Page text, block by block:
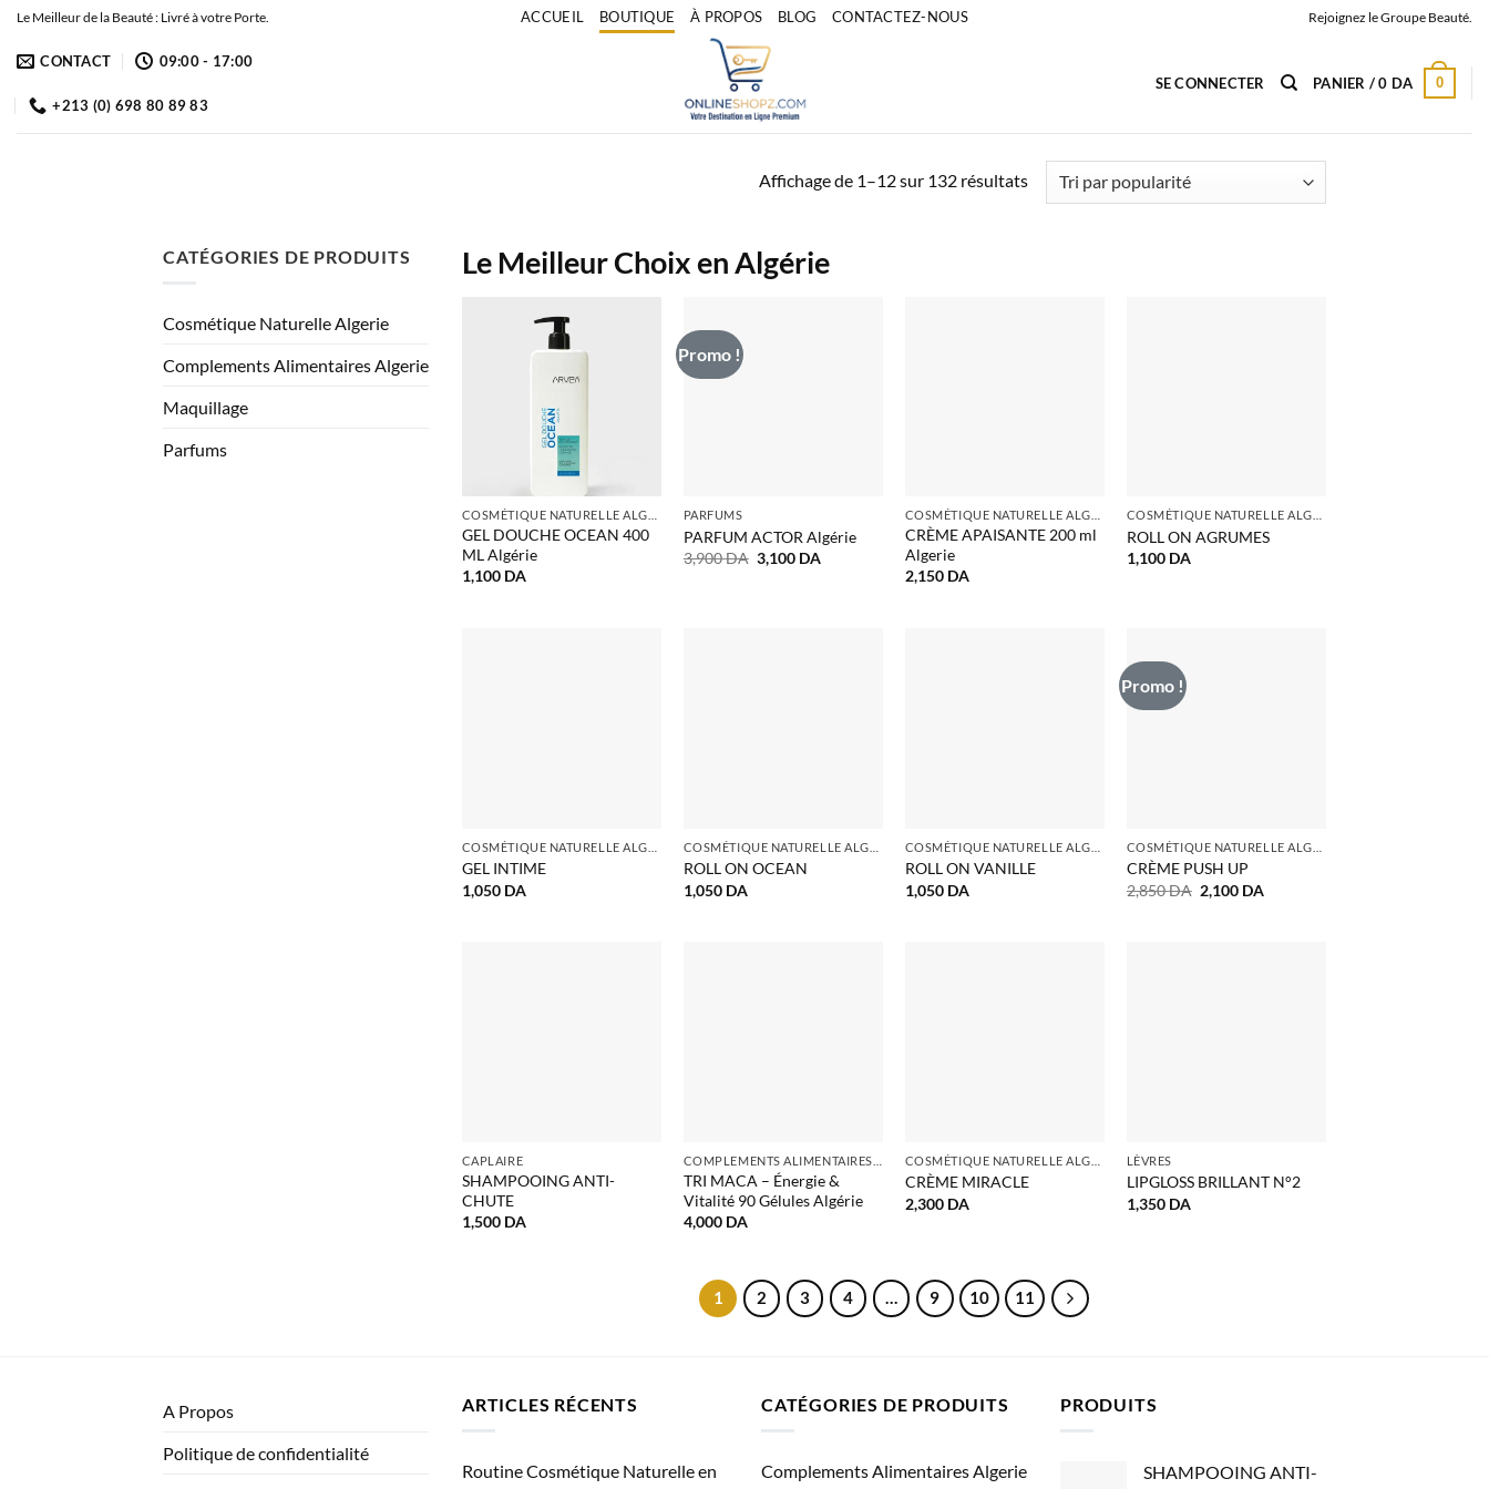
Passer
contenu
Le Meilleur de la Beauté : Livré à votre Porte. ACCUEIL BOUTIQUE À PROPOS BLOG CONTACTEZ-NOUS Rejoignez le Groupe Beauté.
CONTACT 09:00 - 17:00
+213 (0) 698 80 89 83
SE CONNECTER PANIER /0 DA 0
Affichage de 1–12 sur 132 résultatsTrié
par
CATÉGORIES DE PRODUITS
Cosmétique Naturelle Algerie
Complements Alimentaires Algerie
Maquillage
Parfums
Le Meilleur Choix en Algérie
GEL DOUCHE OCEAN 400
ML Algérie
1,100 DA
Promo !
PARFUMS
PARFUM ACTOR Algérie
3,900DA Le
prix
3,100 DA
CRÈME APAISANTE 200 ml
Algerie
2,150 DA
ROLL ON AGRUMES
1,100 DA
GEL INTIME
1,050 DA
ROLL ON OCEAN
1,050 DA
ROLL ON VANILLE
1,050 DA
Promo !
CRÈME PUSH UP
2,850DA Le
prix
2,100 DA
CAPLAIRE
SHAMPOOING ANTI-
CHUTE
1,500 DA
TRI MACA – Énergie &
Vitalité 90 Gélules Algérie
4,000 DA
CRÈME MIRACLE
2,300 DA
LÈVRES
LIPGLOSS BRILLANT N°2
1,350 DA
1 2 3 4 … 9 10 11
A Propos
Politique de confidentialité
ARTICLES RÉCENTS
Routine Cosmétique Naturelle en
CATÉGORIES DE PRODUITS
Complements Alimentaires Algerie
PRODUITS
SHAMPOOING ANTI-